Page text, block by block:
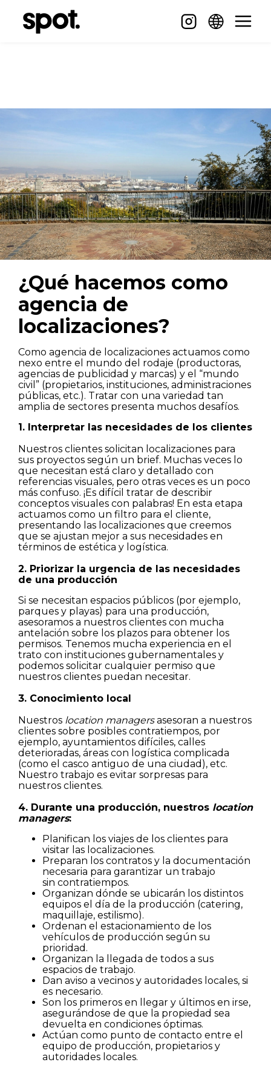
Casas
Pisos
Calles
Naturaleza
Spots
Nombre
¿Qué hacemos como
agencia de
localizaciones?
Como agencia de localizaciones actuamos como
nexo entre el mundo del rodaje (productoras,
agencias de publicidad y marcas) y el “mundo
civil” (propietarios, instituciones, administraciones
públicas, etc.). Tratar con una variedad tan
amplia de sectores presenta muchos desafíos.
1. Interpretar las necesidades de los clientes
Nuestros clientes solicitan localizaciones para
sus proyectos según un brief. Muchas veces lo
que necesitan está claro y detallado con
referencias visuales, pero otras veces es un poco
más confuso. ¡Es difícil tratar de describir
conceptos visuales con palabras! En esta etapa
actuamos como un filtro para el cliente,
presentando las localizaciones que creemos
que se ajustan mejor a sus necesidades en
términos de estética y logística.
2. Priorizar la urgencia de las necesidades
de una producción
Si se necesitan espacios públicos (por ejemplo,
parques y playas) para una producción,
asesoramos a nuestros clientes con mucha
antelación sobre los plazos para obtener los
permisos. Tenemos mucha experiencia en el
trato con instituciones gubernamentales y
podemos solicitar cualquier permiso que
nuestros clientes puedan necesitar.
3. Conocimiento local
Nuestros location managersasesoran a nuestros
clientes sobre posibles contratiempos, por
ejemplo, ayuntamientos difíciles, calles
deterioradas, áreas con logística complicada
(como el casco antiguo de una ciudad), etc.
Nuestro trabajo es evitar sorpresas para
nuestros clientes.
4. Durante una producción, nuestros location
managers:
Planifican los viajes de los clientes para
visitar las localizaciones.
Preparan los contratos y la documentación
necesaria para garantizar un trabajo
sin contratiempos.
Organizan dónde se ubicarán los distintos
equipos el día de la producción (catering,
maquillaje, estilismo).
Ordenan el estacionamiento de los
vehículos de producción según su
prioridad.
Organizan la llegada de todos a sus
espacios de trabajo.
Dan aviso a vecinos y autoridades locales, si
es necesario.
Son los primeros en llegar y últimos en irse,
asegurándose de que la propiedad sea
devuelta en condiciones óptimas.
Actúan como punto de contacto entre el
equipo de producción, propietarios y
autoridades locales.